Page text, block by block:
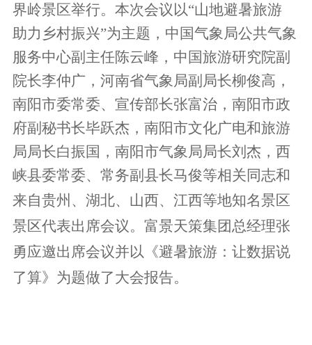
界岭景区举行。本次会议以“山地避暑旅游
助力乡村振兴”为主题，中国气象局公共气象
服务中心副主任陈云峰， 中国旅游研究院副
院长李仲广，河南省气象局副局长柳俊高，
南阳市委常委、宣传部长张富治，南阳市政
府副秘书长毕跃杰，南阳市文化广电和旅游
局局长白振国，南阳市气象局局长刘杰，西
峡县委常委、常务副县长马俊等相关同志和
来自贵州、湖北、山西、江西等地知名景区
景区代表出席会议。富景天策集团总经理张
勇应邀出席会议并以《避暑旅游：让数据说
了算》为题做了大会报告。